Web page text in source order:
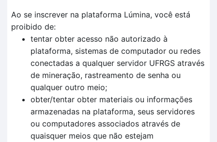
Ao se inscrever na plataforma Lúmina, você está
proibido de:
tentar obter acesso não autorizado à
plataforma, sistemas de computador ou redes
conectadas a qualquer servidor UFRGS através
de mineração, rastreamento de senha ou
qualquer outro meio;
obter/tentar obter materiais ou informações
armazenadas na plataforma, seus servidores
ou computadores associados através de
quaisquer meios que não estejam